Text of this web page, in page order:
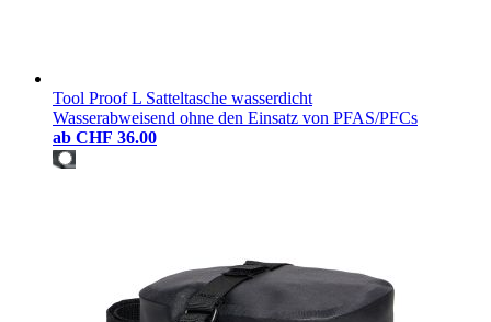
Tool Proof L Satteltasche wasserdicht
Wasserabweisend ohne den Einsatz von PFAS/PFCs
ab CHF 36.00